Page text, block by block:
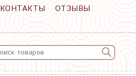
КОНТАКТЫ
ОТЗЫВЫ